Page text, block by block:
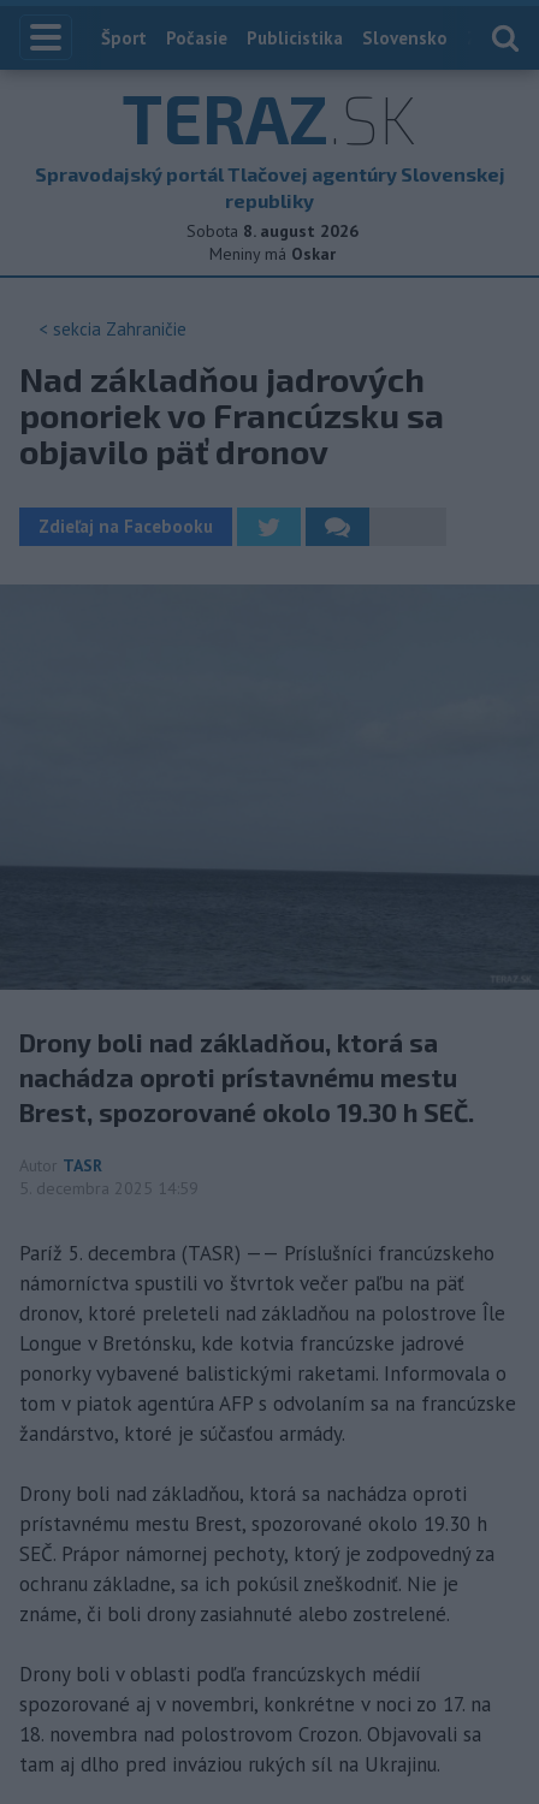
Index
Šport Počasie Publicistika Slovensko
TERAZ.SK
Spravodajský portál Tlačovej agentúry Slovenskej
republiky
Sobota 8. august 2026
Meniny má Oskar
< sekcia Zahraničie
Nad základňou jadrových
ponoriek vo Francúzsku sa
objavilo päť dronov
Zdieľaj na Facebooku
Drony boli nad základňou, ktorá sa
nachádza oproti prístavnému mestu
Brest, spozorované okolo 19.30 h SEČ.
Autor TASR
5. decembra 2025 14:59
Paríž 5. decembra (TASR) —— Príslušníci francúzskeho
námorníctva spustili vo štvrtok večer paľbu na päť
dronov, ktoré preleteli nad základňou na polostrove Île
Longue v Bretónsku, kde kotvia francúzske jadrové
ponorky vybavené balistickými raketami. Informovala o
tom v piatok agentúra AFP s odvolaním sa na francúzske
žandárstvo, ktoré je súčasťou armády.
Drony boli nad základňou, ktorá sa nachádza oproti
prístavnému mestu Brest, spozorované okolo 19.30 h
SEČ. Prápor námornej pechoty, ktorý je zodpovedný za
ochranu základne, sa ich pokúsil zneškodniť. Nie je
známe, či boli drony zasiahnuté alebo zostrelené.
Drony boli v oblasti podľa francúzskych médií
spozorované aj v novembri, konkrétne v noci zo 17. na
18. novembra nad polostrovom Crozon. Objavovali sa
tam aj dlho pred inváziou rukých síl na Ukrajinu.